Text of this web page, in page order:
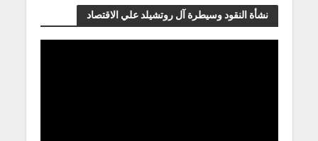
نشأة النقود وسيطرة آل روتشيلد علي الاقتصاد